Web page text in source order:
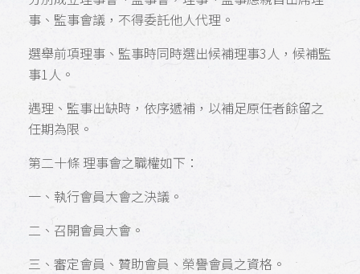
事、監事會議，不得委託他人代理。
選舉前項理事、監事時同時選出候補理事3人，候補監
事1人。
遇理、監事出缺時，依序遞補，以補足原任者餘留之
任期為限。
第二十條 理事會之職權如下：
一、執行會員大會之決議。
二、召開會員大會。
三、審定會員、贊助會員、榮譽會員之資格。